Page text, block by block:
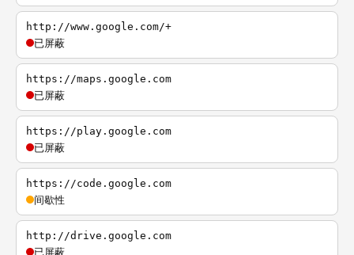
http://www.google.com/+
已屏蔽
https://maps.google.com
已屏蔽
https://play.google.com
已屏蔽
https://code.google.com
间歇性
http://drive.google.com
已屏蔽